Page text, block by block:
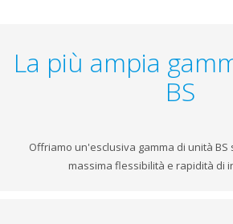
La più ampia
BS
Offriamo un'esclusiva gamma di unità BS
massima flessibilità e rapidità di